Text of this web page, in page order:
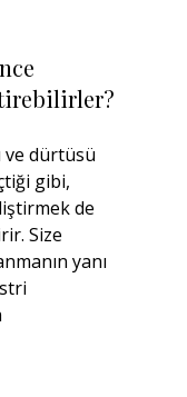
ve dürtüsü
gibi,
de
Size
yanı